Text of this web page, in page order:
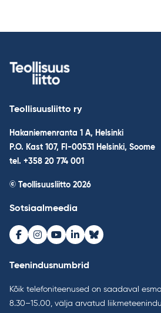
Teollisuusliitto ry
Hakaniemenranta 1 A, Helsinki
P.O. Kast 107, FI-00531 Helsinki, Soome
tel. +358 20 774 001
© Teollisuusliitto 2026
Sotsiaalmeedia
Facebook
Instagram
Youtube
LinkedInBluesky
Teenindusnumbrid
Kõik telefoniteenused on saadaval
8.30–15.00, välja arvatud